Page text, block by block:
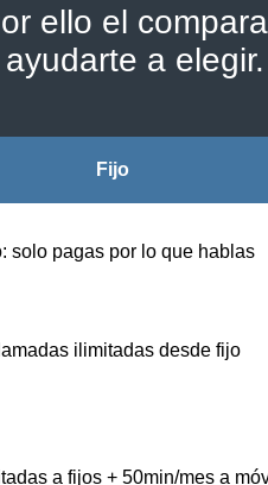
ello el
a elegir.
Fijo
solo pagas por lo que hablas
ilimitadas desde fijo
a fijos + 50min/mes a